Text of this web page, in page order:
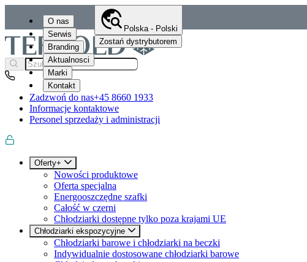
O nas
Serwis
Branding
Aktualnosci
Marki
Kontakt
Polska - Polski
Zostań dystrybutorem
Zadzwoń do nas+45 8660 1933
Informacje kontaktowe
Personel sprzedaży i administracji
Oferty+
Nowości produktowe
Oferta specjalna
Energooszczędne szafki
Całość w czerni
Chłodziarki dostępne tylko poza krajami UE
Chłodziarki ekspozycyjne
Chłodziarki barowe i chłodziarki na beczki
Indywidualnie dostosowane chłodziarki barowe